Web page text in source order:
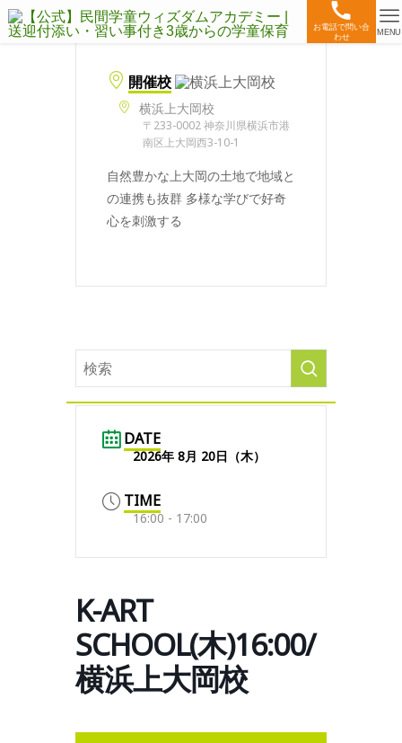
お電話で問い合
わせ
MENU
開催校
横浜上大岡校
〒233-0002 神奈川県横浜市港
南区上大岡西3-10-1
自然豊かな上大岡の土地で地域と
の連携も抜群 多様な学びで好奇
心を刺激する
DATE
2026年 8月 20日（木）
TIME
16:00 - 17:00
K-ART
SCHOOL(木)16:00/
横浜上大岡校